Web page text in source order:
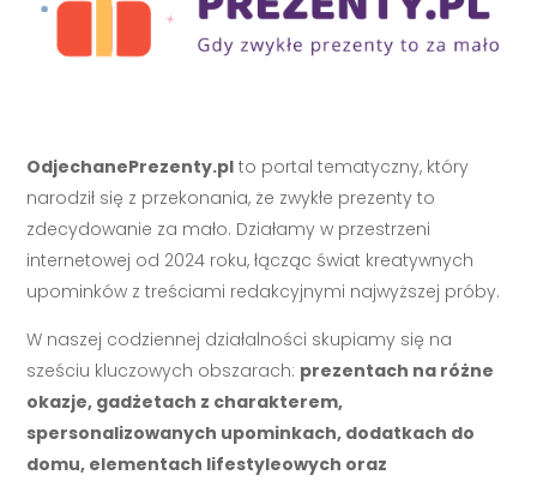
OdjechanePrezenty.pl to portal tematyczny, który
narodził się z przekonania, że zwykłe prezenty to
zdecydowanie za mało. Działamy w przestrzeni
internetowej od 2024 roku, łącząc świat kreatywnych
upominków z treściami redakcyjnymi najwyższej próby.
W naszej codziennej działalności skupiamy się na
sześciu kluczowych obszarach: prezentach na różne
okazje, gadżetach z charakterem,
spersonalizowanych upominkach, dodatkach do
domu, elementach lifestyleowych oraz